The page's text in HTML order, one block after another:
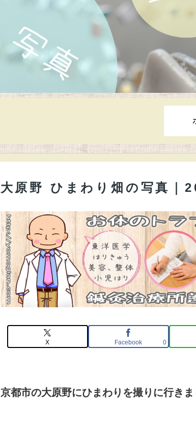
大原野 ひまわり畑の写真｜
X Facebook 0
京都市の大原野にひまわりを撮りに行きま